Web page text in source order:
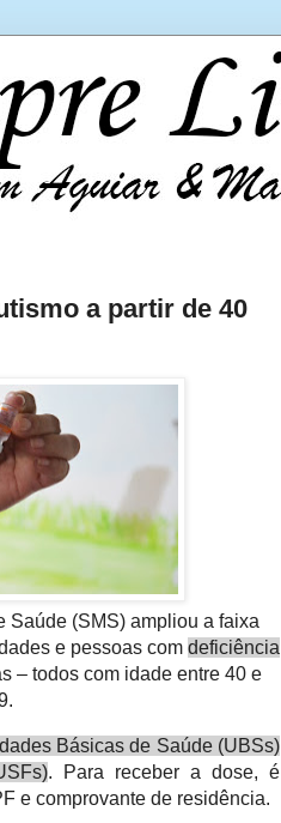
a partir de 40
Saúde (SMS) ampliou a faixa
e pessoas com deficiência
– todos com idade entre 40 e
Básicas de Saúde (UBSs)
. Para receber a dose, é
e comprovante de residência.